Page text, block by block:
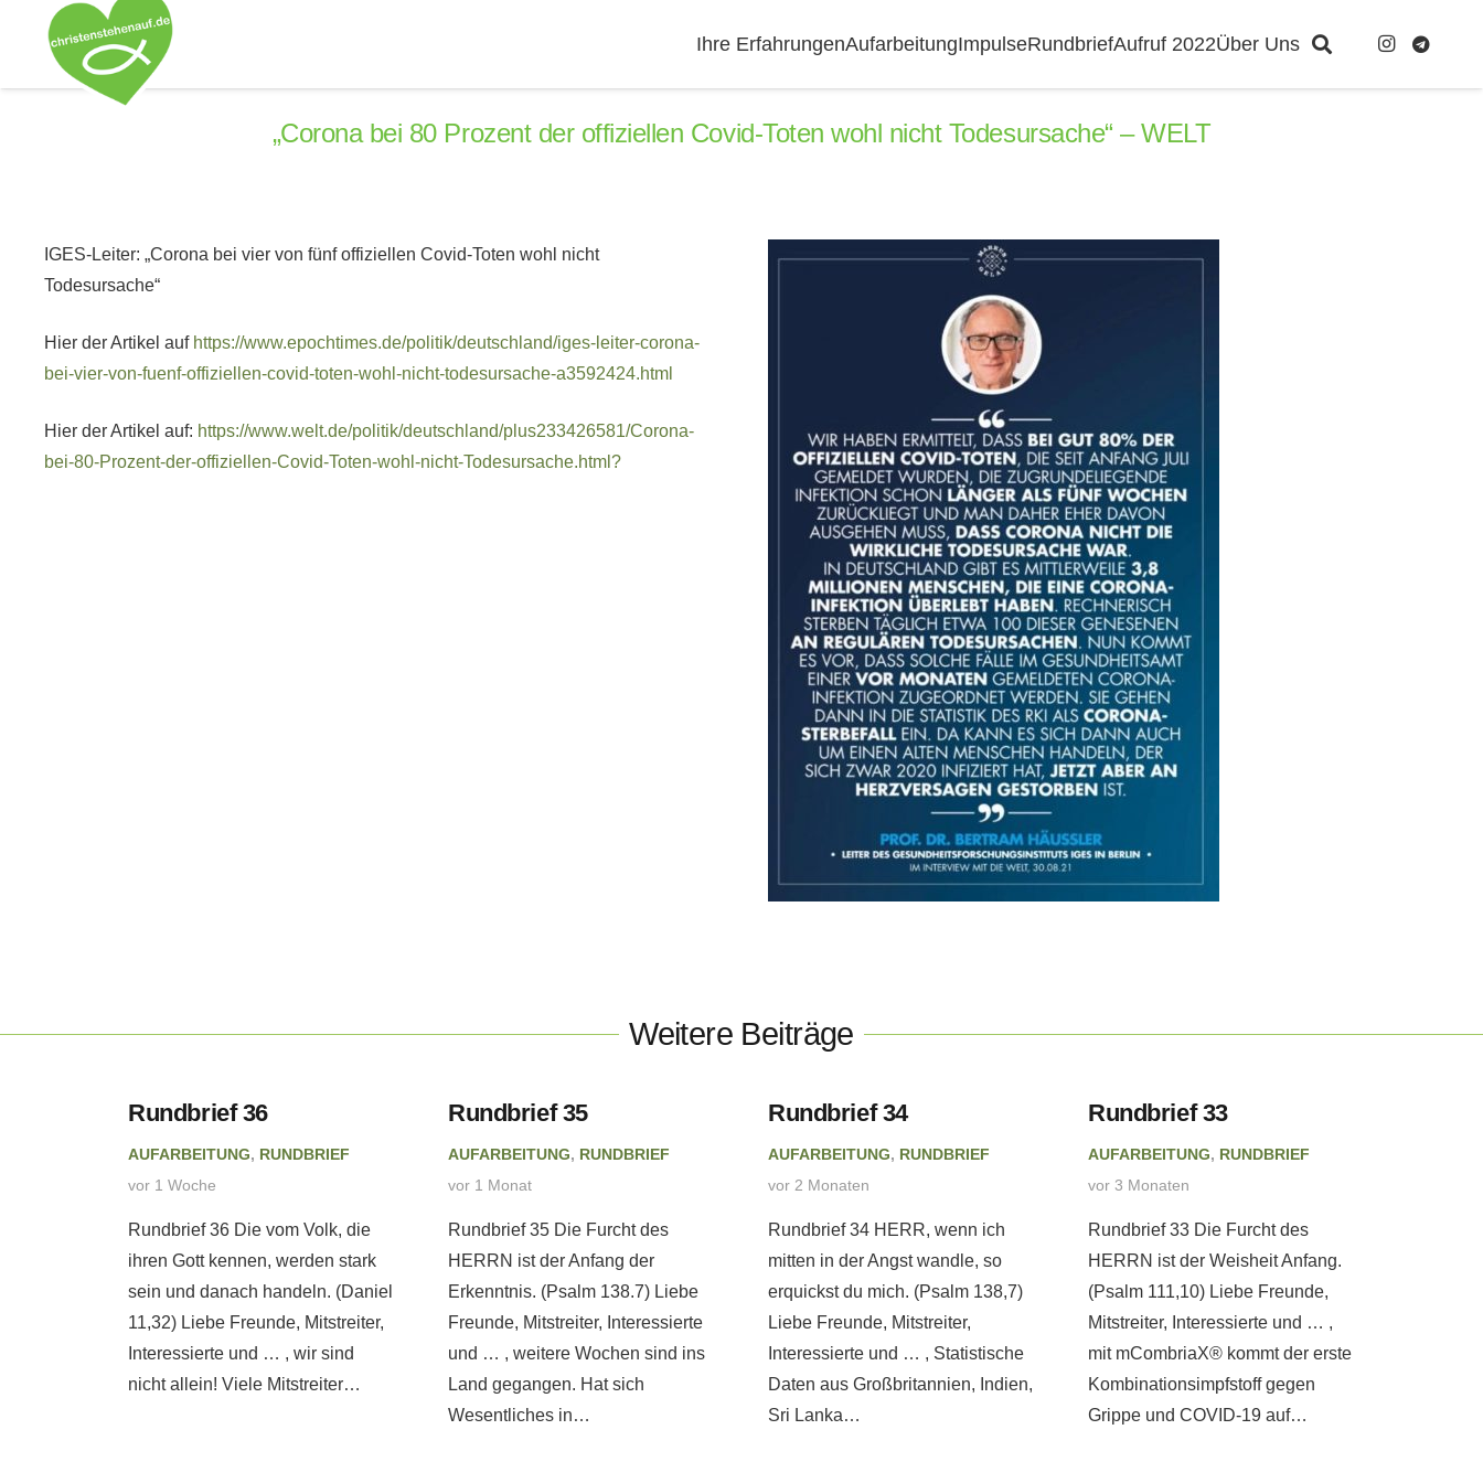
Ihre ErfahrungenAufarbeitungImpulseRundbriefAufruf 2022Über Uns
„Corona bei 80 Prozent der offiziellen Covid-Toten wohl nicht Todesursache“ – WELT
IGES-Leiter: „Corona bei vier von fünf offiziellen Covid-Toten wohl nicht
Todesursache“
Hier der Artikel auf https://www.epochtimes.de/politik/deutschland/iges-leiter-corona-
bei-vier-von-fuenf-offiziellen-covid-toten-wohl-nicht-todesursache-a3592424.html
Hier der Artikel auf: https://www.welt.de/politik/deutschland/plus233426581/Corona-
bei-80-Prozent-der-offiziellen-Covid-Toten-wohl-nicht-Todesursache.html?
Weitere Beiträge
Rundbrief 36
AUFARBEITUNG, RUNDBRIEF
vor 1 Woche
Rundbrief 36 Die vom Volk, die
ihren Gott kennen, werden stark
sein und danach handeln. (Daniel
11,32) Liebe Freunde, Mitstreiter,
Interessierte und … , wir sind
nicht allein! Viele Mitstreiter…
Rundbrief 35
AUFARBEITUNG, RUNDBRIEF
vor 1 Monat
Rundbrief 35 Die Furcht des
HERRN ist der Anfang der
Erkenntnis. (Psalm 138.7) Liebe
Freunde, Mitstreiter, Interessierte
und … , weitere Wochen sind ins
Land gegangen. Hat sich
Wesentliches in…
Rundbrief 34
AUFARBEITUNG, RUNDBRIEF
vor 2 Monaten
Rundbrief 34 HERR, wenn ich
mitten in der Angst wandle, so
erquickst du mich. (Psalm 138,7)
Liebe Freunde, Mitstreiter,
Interessierte und … , Statistische
Daten aus Großbritannien, Indien,
Sri Lanka…
Rundbrief 33
AUFARBEITUNG, RUNDBRIEF
vor 3 Monaten
Rundbrief 33 Die Furcht des
HERRN ist der Weisheit Anfang.
(Psalm 111,10) Liebe Freunde,
Mitstreiter, Interessierte und … ,
mit mCombriaX® kommt der erste
Kombinationsimpfstoff gegen
Grippe und COVID-19 auf…